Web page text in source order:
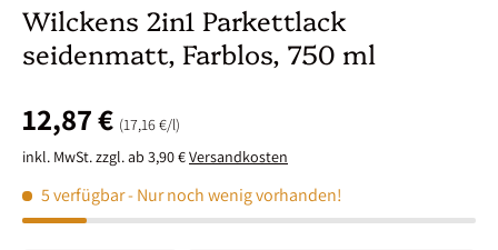
Wilckens 2in1 Parkettlack
seidenmatt, Farblos, 750 ml
12,87 € Grundpreis
17,16 €/l
inkl. MwSt. zzgl. ab 3,90 €Versandkosten
5 verfügbar- Nur noch wenig vorhanden!